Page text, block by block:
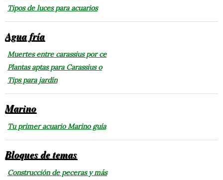
Tipos de luces para acuarios
Agua fría
Muertes entre carassius por ce
Plantas aptas para Carassius o
Tips para jardín
Marino
Tu primer acuario Marino guía
Bloques de temas
Construcción de peceras y más